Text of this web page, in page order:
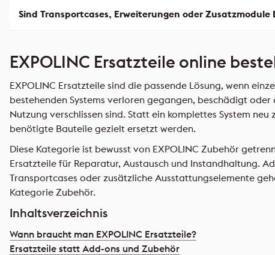
Sind Transportcases, Erweiterungen oder Zusatzmodule
EXPOLINC Ersatzteile online
EXPOLINC Ersatzteile sind die passende Lösung, wenn
bestehenden Systems verloren gegangen, beschädigt
Nutzung verschlissen sind. Statt ein komplettes System neu
benötigte Bauteile gezielt ersetzt werden.
Diese Kategorie ist bewusst von EXPOLINC Zubehör
Ersatzteile für Reparatur, Austausch und Instandhaltung.
Transportcases oder zusätzliche Ausstattungselemente
Kategorie Zubehör.
Inhaltsverzeichnis
Wann braucht man EXPOLINC Ersatzteile?
Ersatzteile statt Add-ons und Zubehör